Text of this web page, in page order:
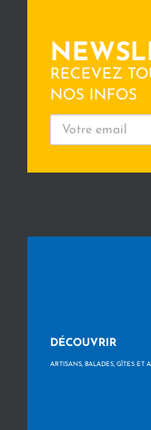
RECEVEZ
NOS INFOS
DÉCOUVRIR
ARTISANS, BALADES, GÎTES ET